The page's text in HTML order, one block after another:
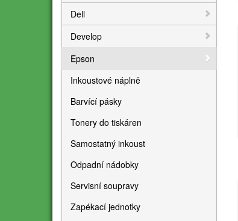
Dell
Develop
Epson
Inkoustové náplně
Barvící pásky
Tonery do tiskáren
Samostatný inkoust
Odpadní nádobky
Servisní soupravy
Zapékací jednotky